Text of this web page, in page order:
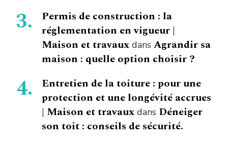
Permis de construction : la
réglementation en vigueur |
Maison et travaux dans Agrandir sa
maison : quelle option choisir ?
Entretien de la toiture : pour une
protection et une longévité accrues
| Maison et travaux dans Déneiger
son toit : conseils de sécurité.